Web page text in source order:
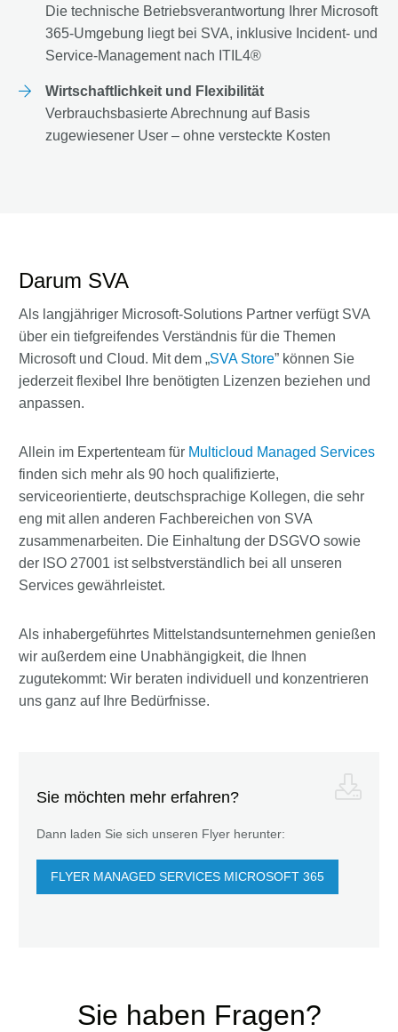
Die technische Betriebsverantwortung Ihrer Microsoft
365-Umgebung liegt bei SVA, inklusive Incident- und
Service-Management nach ITIL4®
Wirtschaftlichkeit und Flexibilität
Verbrauchsbasierte Abrechnung auf Basis
zugewiesener User – ohne versteckte Kosten
Darum SVA
Als langjähriger Microsoft-Solutions Partner verfügt SVA
über ein tiefgreifendes Verständnis für die Themen
Microsoft und Cloud. Mit dem „SVA Store” können Sie
jederzeit flexibel Ihre benötigten Lizenzen beziehen und
anpassen.
Allein im Expertenteam für Multicloud Managed Services
finden sich mehr als 90 hoch qualifizierte,
serviceorientierte, deutschsprachige Kollegen, die sehr
eng mit allen anderen Fachbereichen von SVA
zusammenarbeiten. Die Einhaltung der DSGVO sowie
der ISO 27001 ist selbstverständlich bei all unseren
Services gewährleistet.
Als inhabergeführtes Mittelstandsunternehmen genießen
wir außerdem eine Unabhängigkeit, die Ihnen
zugutekommt: Wir beraten individuell und konzentrieren
uns ganz auf Ihre Bedürfnisse.
Sie möchten mehr erfahren?
Dann laden Sie sich unseren Flyer herunter:
FLYER MANAGED SERVICES MICROSOFT 365
Sie haben Fragen?